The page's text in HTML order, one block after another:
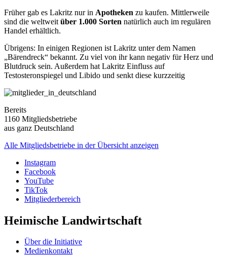
Früher gab es Lakritz nur in Apotheken zu kaufen. Mittlerweile
sind die weltweit über 1.000 Sorten natürlich auch im regulären
Handel erhältlich.
Übrigens: In einigen Regionen ist Lakritz unter dem Namen
„Bärendreck“ bekannt. Zu viel von ihr kann negativ für Herz und
Blutdruck sein. Außerdem hat Lakritz Einfluss auf
Testosteronspiegel und Libido und senkt diese kurzzeitig
Bereits
1160 Mitgliedsbetriebe
aus ganz Deutschland
Alle Mitgliedsbetriebe in der Übersicht anzeigen
Instagram
Facebook
YouTube
TikTok
Mitgliederbereich
Heimische Landwirtschaft
Über die Initiative
Medienkontakt